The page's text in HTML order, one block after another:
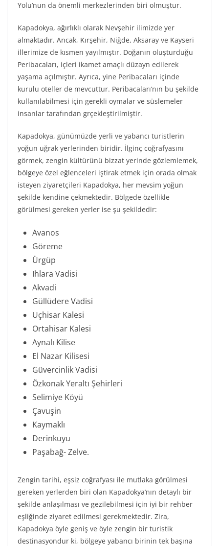
Yolu’nun da önemli merkezlerinden biri olmuştur.
Kapadokya, ağırlıklı olarak Nevşehir ilimizde yer
almaktadır. Ancak, Kırşehir, Niğde, Aksaray ve Kayseri
illerimize de kısmen yayılmıştır. Doğanın oluşturduğu
Peribacaları, içleri ikamet amaçlı düzayn edilerek
yaşama açılmıştır. Ayrıca, yine Peribacaları içinde
kurulu oteller de mevcuttur. Peribacaları’nın bu şekilde
kullanılabilmesi için gerekli oymalar ve süslemeler
insanlar tarafından grçekleştirilmiştir.
Kapadokya, günümüzde yerli ve yabancı turistlerin
yoğun uğrak yerlerinden biridir. İlginç coğrafyasını
görmek, zengin kültürünü bizzat yerinde gözlemlemek,
bölgeye özel eğlenceleri iştirak etmek için orada olmak
isteyen ziyaretçileri Kapadokya, her mevsim yoğun
şekilde kendine çekmektedir. Bölgede özellikle
görülmesi gereken yerler ise şu şekildedir:
Avanos
Göreme
Ürgüp
Ihlara Vadisi
Akvadi
Güllüdere Vadisi
Uçhisar Kalesi
Ortahisar Kalesi
Aynalı Kilise
El Nazar Kilisesi
Güvercinlik Vadisi
Özkonak Yeraltı Şehirleri
Selimiye Köyü
Çavuşin
Kaymaklı
Derinkuyu
Paşabağ- Zelve.
Zengin tarihi, eşsiz coğrafyası ile mutlaka görülmesi
gereken yerlerden biri olan Kapadokya’nın detaylı bir
şekilde anlaşılması ve gezilebilmesi için iyi bir rehber
eşliğinde ziyaret edilmesi gerekmektedir. Zira,
Kapadokya öyle geniş ve öyle zengin bir turistik
destinasyondur ki, bölgeye yabancı birinin tek başına